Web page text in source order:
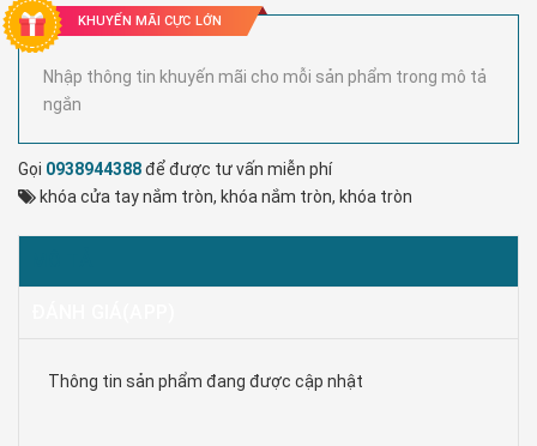
KHUYẾN MÃI CỰC LỚN
Nhập thông tin khuyến mãi cho mỗi sản phẩm trong mô tả
ngắn
Gọi 0938944388để được tư vấn miễn phí
khóa cửa tay nắm tròn, khóa nắm tròn, khóa tròn
Thông tin sản phẩm đang được cập nhật